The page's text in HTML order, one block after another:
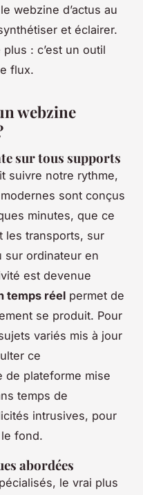
webzine d’actus au
et éclairer.
plus : c’est un outil
flux.
webzine
sur tous supports
suivre notre rythme,
sont conçus
minutes, que ce
les transports, sur
sur ordinateur en
est devenue
temps réel permet de
se produit. Pour
variés mis à jour
ce
de plateforme mise
temps de
intrusives, pour
fond.
abordées
le vrai plus